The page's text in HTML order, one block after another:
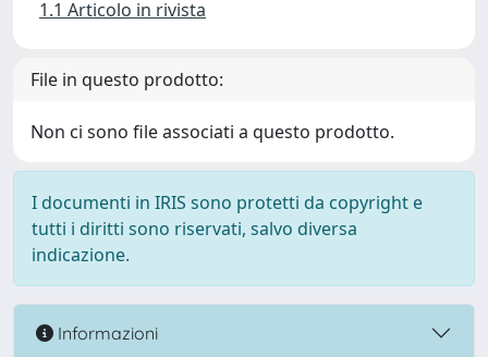
1.1 Articolo in rivista
File in questo prodotto:
Non ci sono file associati a questo prodotto.
I documenti in IRIS sono protetti da copyright e
tutti i diritti sono riservati, salvo diversa
indicazione.
Informazioni